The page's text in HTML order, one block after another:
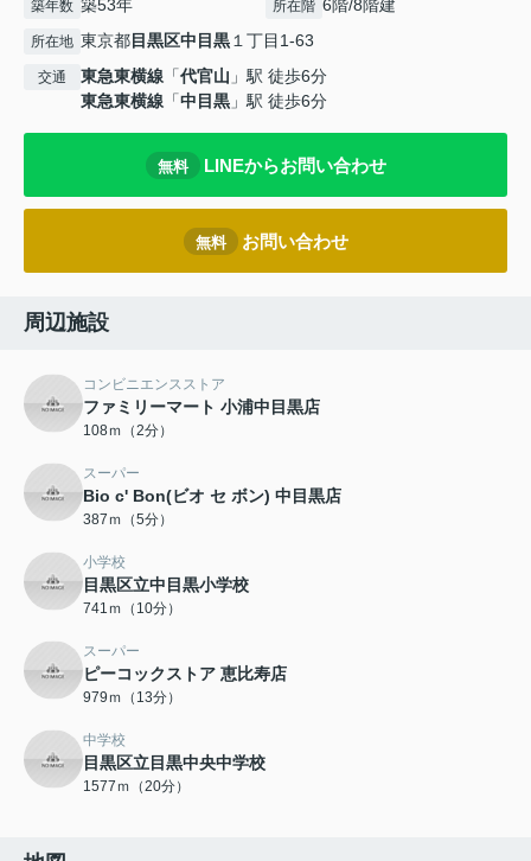
築年数 築53年 所在階 6階/8階建
所在地 東京都目黒区中目黒１丁目1-63
交通 東急東横線 「代官山 」駅 徒歩6分
東急東横線 「中目黒 」駅 徒歩6分
無料 LINEからお問い合わせ
無料 お問い合わせ
周辺施設
コンビニエンスストア
ファミリーマート 小浦中目黒店
108ｍ（2分）
スーパー
Bio c' Bon(ビオ セ ボン) 中目黒店
387ｍ（5分）
小学校
目黒区立中目黒小学校
741ｍ（10分）
スーパー
ピーコックストア 恵比寿店
979ｍ（13分）
中学校
目黒区立目黒中央中学校
1577ｍ（20分）